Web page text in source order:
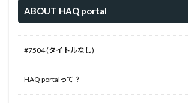
ABOUT HAQ portal
#7504 (タイトルなし)
HAQ portalって？